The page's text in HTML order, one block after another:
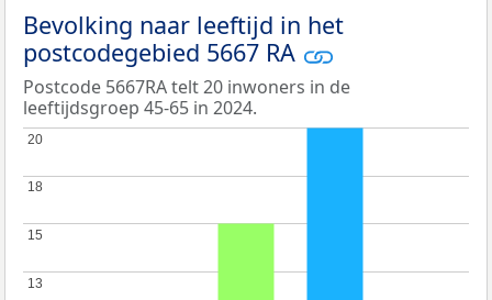
Bevolking naar leeftijd in het
postcodegebied 5667 RA
Postcode 5667RA telt 20 inwoners in de
leeftijdsgroep 45-65 in 2024.
13
13
15
15
18
18
20
20